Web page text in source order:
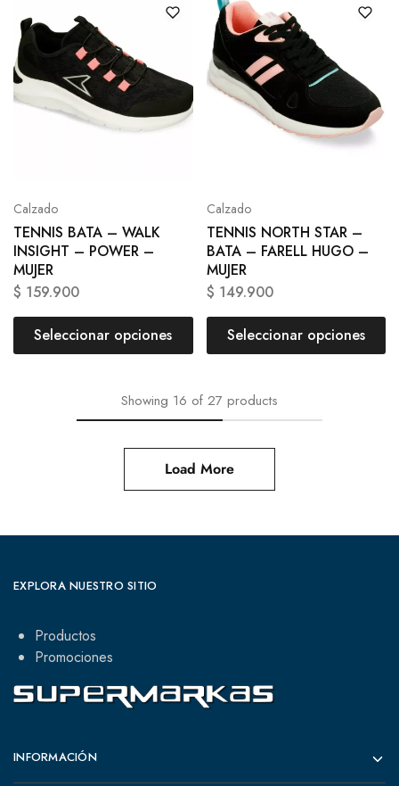
Calzado
TENNIS BATA – WALK
INSIGHT – POWER –
MUJER
$ 159.900
Seleccionar opciones
Calzado
TENNIS NORTH STAR –
BATA – FARELL HUGO –
MUJER
$ 149.900
Seleccionar opciones
Showing 16 of 27 products
Load More
EXPLORA NUESTRO SITIO
Productos
Promociones
INFORMACIÓN